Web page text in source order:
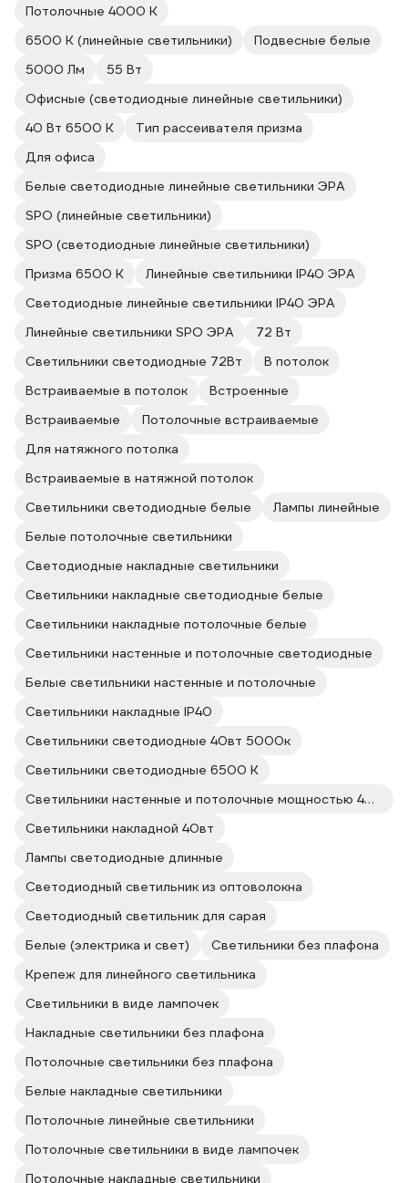
Потолочные 4000 К
6500 К (линейные светильники)
Подвесные белые
5000 Лм
55 Вт
Офисные (светодиодные линейные светильники)
40 Вт 6500 К
Тип рассеивателя призма
Для офиса
Белые светодиодные линейные светильники ЭРА
SPO (линейные светильники)
SPO (светодиодные линейные светильники)
Призма 6500 К
Линейные светильники IP40 ЭРА
Светодиодные линейные светильники IP40 ЭРА
Линейные светильники SPO ЭРА
72 Вт
Светильники светодиодные 72Вт
В потолок
Встраиваемые в потолок
Встроенные
Встраиваемые
Потолочные встраиваемые
Для натяжного потолка
Встраиваемые в натяжной потолок
Светильники светодиодные белые
Лампы линейные
Белые потолочные светильники
Светодиодные накладные светильники
Светильники накладные светодиодные белые
Светильники накладные потолочные белые
Светильники настенные и потолочные светодиодные
Белые светильники настенные и потолочные
Светильники накладные IP40
Светильники светодиодные 40вт 5000к
Светильники светодиодные 6500 К
Светильники настенные и потолочные мощностью 40 Вт
Светильники накладной 40вт
Лампы светодиодные длинные
Светодиодный светильник из оптоволокна
Светодиодный светильник для сарая
Белые (электрика и свет)
Светильники без плафона
Крепеж для линейного светильника
Светильники в виде лампочек
Накладные светильники без плафона
Потолочные светильники без плафона
Белые накладные светильники
Потолочные линейные светильники
Потолочные светильники в виде лампочек
Потолочные накладные светильники